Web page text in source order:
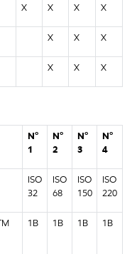
X X X X
X X X
X X X
N°
1
N°
2
N°
3
N°
4
ISO
32
ISO
68
ISO
150
ISO
220
1B 1B 1B 1B